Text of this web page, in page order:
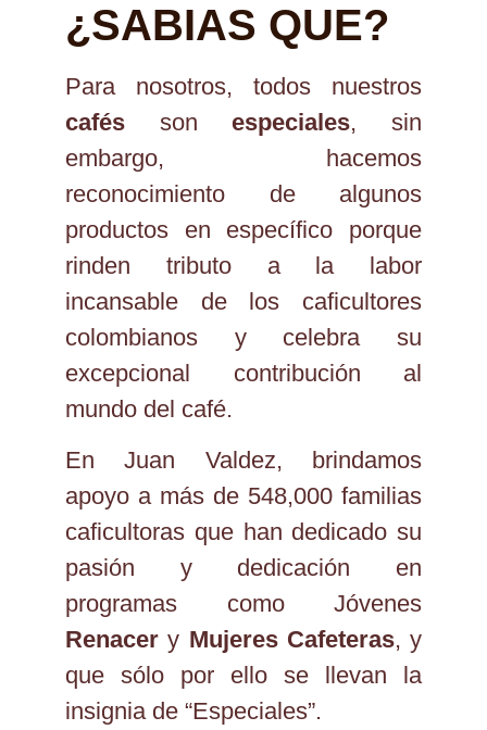
¿SABIAS QUE?
Para nosotros, todos nuestros
cafés sonespeciales, sin
embargo, hacemos
reconocimiento de algunos
productos en específico porque
rinden tributo a la labor
incansable de los caficultores
colombianos y celebra su
excepcional contribución al
mundo del café.
En Juan Valdez, brindamos
apoyo a más de 548,000 familias
caficultoras que han dedicado su
pasión y dedicación en
programas como Jóvenes
Renacer y Mujeres Cafeteras, y
que sólo por ello se llevan la
insignia de “Especiales”.